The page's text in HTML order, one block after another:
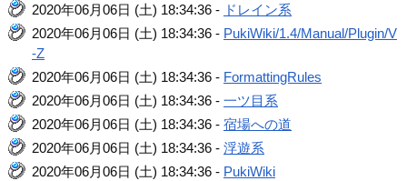
2020年06月06日 (土) 18:34:36 - ドレイン系
2020年06月06日 (土) 18:34:36 - PukiWiki/1.4/Manual/Plugin/V
-Z
2020年06月06日 (土) 18:34:36 - FormattingRules
2020年06月06日 (土) 18:34:36 -一ツ目系
2020年06月06日 (土) 18:34:36 -宿場への道
2020年06月06日 (土) 18:34:36 -浮遊系
2020年06月06日 (土) 18:34:36 - PukiWiki